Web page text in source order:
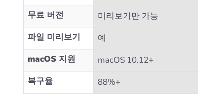
무료 버전
미리보기만 가능
파일 미리보기
예
macOS 지원
macOS 10.12+
복구율
88%+